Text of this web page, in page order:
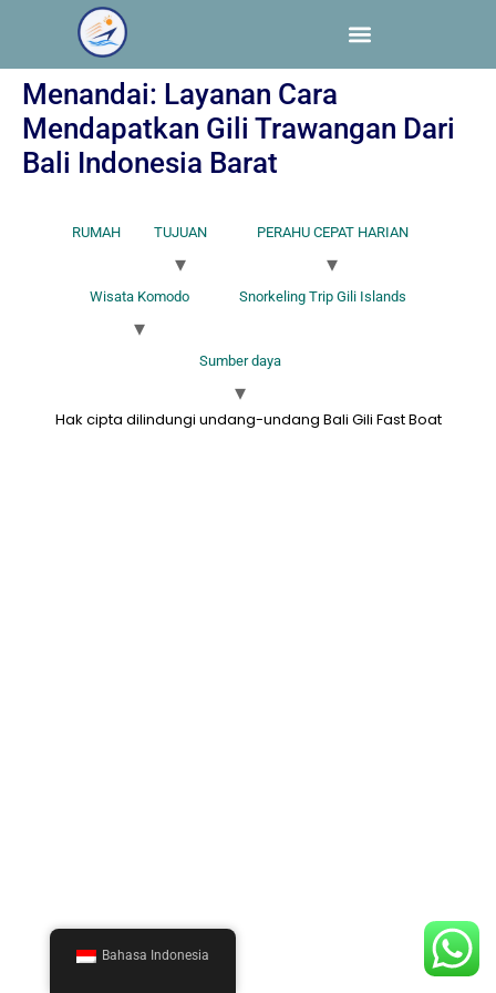
Menandai: Layanan Cara
Mendapatkan Gili Trawangan Dari
Bali Indonesia Barat
RUMAH TUJUAN PERAHU CEPAT HARIAN
Wisata Komodo Snorkeling Trip Gili Islands
Sumber daya
Hak cipta dilindungi undang-undang Bali Gili Fast Boat
Bahasa Indonesia